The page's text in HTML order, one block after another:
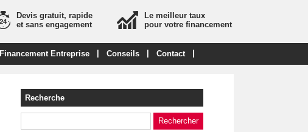
Le meilleur taux
pour votre financement
Devis gratuit, rapide
et sans engagement
Financement Entreprise Conseils Contact
Recherche